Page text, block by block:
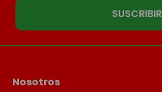
SUSCRIBIR
Nosotros